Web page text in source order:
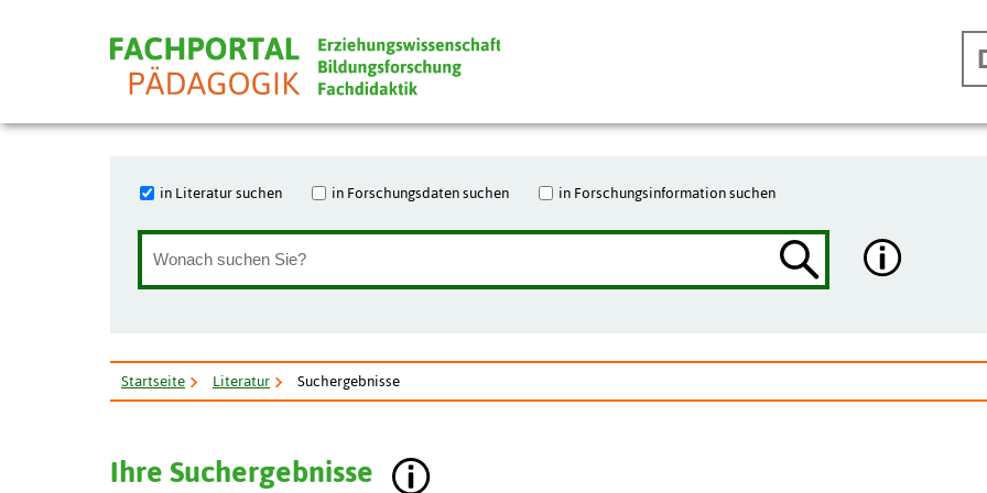
in Literatur suchen in Forschungsdaten suchen in Forschungsinformation suchen
Startseite Literatur Suchergebnisse
Ihre Suchergebnisse